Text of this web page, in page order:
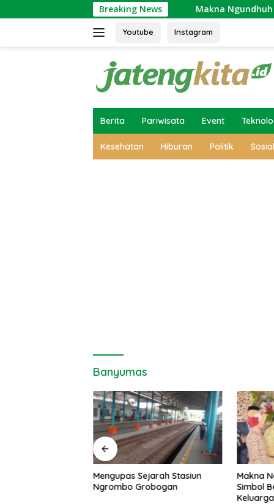
to
Breaking NewsMakna Ngundhuh Mantu:
Youtube Instagram
Berita Pariwisata Event
Kesehatan Hiburan Politik
Banyumas
Mengupas Sejarah Stasiun
Ngrombo Grobogan
Makna
Simbol
Keluarga